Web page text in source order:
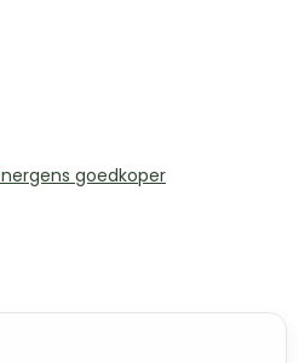
nergens goedkoper